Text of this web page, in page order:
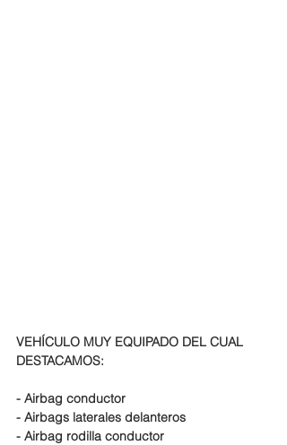
VEHÍCULO MUY EQUIPADO DEL CUAL
DESTACAMOS:
- Airbag conductor
- Airbags laterales delanteros
- Airbag rodilla conductor